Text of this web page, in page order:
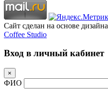
Сайт сделан на основе
Coffee Studio
Вход в личный кабинет
×
ФИО